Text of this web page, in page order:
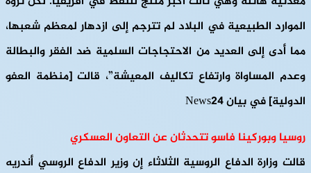
الموارد الطبيعية في البلاد لم تترجم إلى ازدهار لمعظم شعبها،
مما أدى إلى العديد من الاحتجاجات السلمية ضد الفقر والبطالة
وعدم المساواة وارتفاع تكاليف المعيشة”، قالت [منظمة العفو
الدولية] في بيان News24
روسيا وبوركينا فاسو تتحدثان عن التعاون العسكري
قالت وزارة الدفاع الروسية الثلاثاء إن وزير الدفاع الروسي أندريه